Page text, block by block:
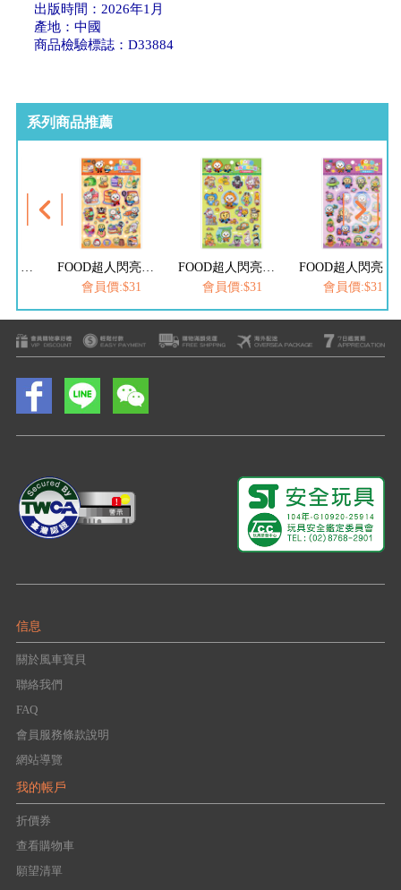
出版時間：2026年1月
產地：中國
商品檢驗標誌：D33884
系列商品推薦
FOOD超人閃亮泡泡貼紙-點心烘焙坊
FOOD超人閃亮泡泡貼紙-可愛動物園
會員價:$31
FOOD超人閃亮泡泡貼紙-宇宙太空人
會員價:$31
會員價:$31
信息
關於風車寶貝
聯絡我們
FAQ
會員服務條款說明
網站導覽
我的帳戶
折價券
查看購物車
願望清單